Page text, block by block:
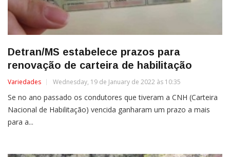
Detran/MS estabelece prazos para
renovação de carteira de habilitação
Variedades Wednesday, 19 de January de 2022 às 10:35
Se no ano passado os condutores que tiveram a CNH (Carteira
Nacional de Habilitação) vencida ganharam um prazo a mais
para a...